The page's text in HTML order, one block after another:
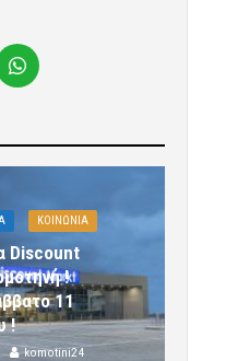
ΚΟΙΝΩΝΙΑ
Discount
!
11
!
komotini24